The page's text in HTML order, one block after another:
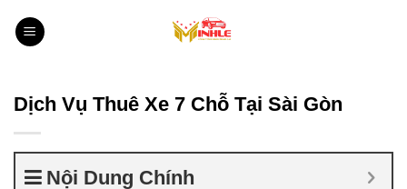
qua
Dịch Vụ Thuê Xe 7 Chỗ Tại Sài Gòn
Nội Dung Chính